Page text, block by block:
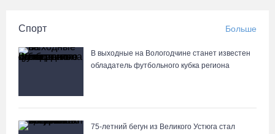
Спорт Больше
В выходные на Вологодчине станет известен
обладатель футбольного кубка региона
75-летний бегун из Великого Устюга стал